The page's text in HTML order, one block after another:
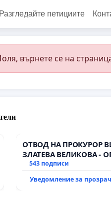
Разгледайте петициите
върнете се на
ОТВОД НА ПРОКУРОР
ЗЛАТЕВА ВЕЛИКОВА -
543 подписи
Уведомление за